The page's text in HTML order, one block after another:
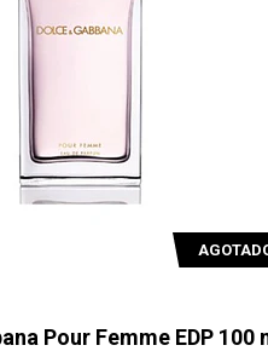
Pour Femme EDP 100